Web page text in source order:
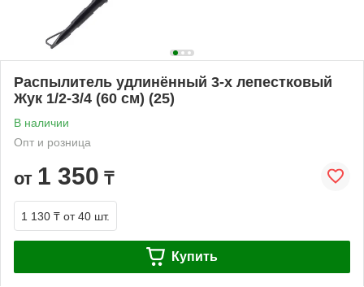
Распылитель удлинённый 3-х лепестковый
Жук 1/2-3/4 (60 см) (25)
В наличии
Опт и розница
от 1 350 ₸
1 130 ₸ от 40 шт.
Купить